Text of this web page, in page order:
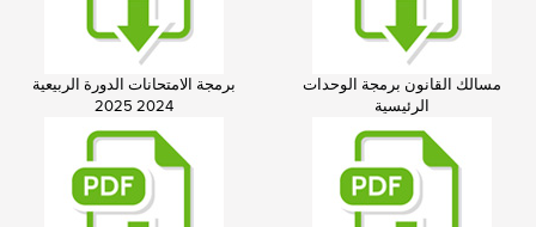
برمجة الامتحانات الدورة الربيعية
2024 2025
مسالك القانون برمجة الوحدات
الرئيسية